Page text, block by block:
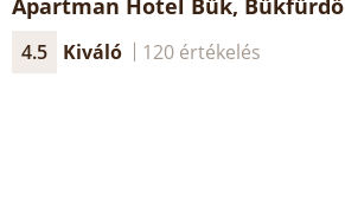
Apartman Hotel Bük, Bükfürdő
4.5 Kiváló 120 értékelés